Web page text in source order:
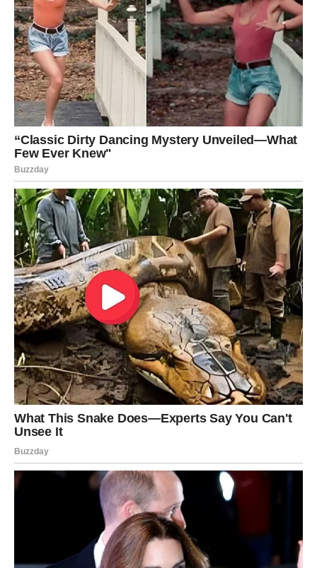
emocija.
Ako ste dugo bile usamljene ili razočarane, sada dolazi
vrijeme tokom kojeg biste mogle upoznati osobu koja će
vam potpuno promijeniti život.
Jedan susret mogao bi probuditi emocije kakve dugo
niste osjetile.
Vage koje su u vezi mogle bi konačno riješiti probleme
koji ih dugo muče. Pred vama su iskreni razgovori,
mnogo više razumijevanja i osjećaj da vas partner
konačno vidi onako kako ste oduvijek željele.
Jedna osoba iz prošlosti mogla bi
se ponovo pojaviti
Zvijezde pokazuju da bi neko iz vaše prošlosti uskoro
mogao ponovo ući u vaš život.
Ta osoba nije vas zaboravila i moguće je da će pokušati
ponovo uspostaviti kontakt s vama.
Za mnoge Vage upravo taj susret mogao bi donijeti
odgovore na pitanja koja ih dugo muče.
Ali sudbina vam poručuje da dobro razmislite prije nego
što donesete odluku.
Vaša energija postaje mnogo jača